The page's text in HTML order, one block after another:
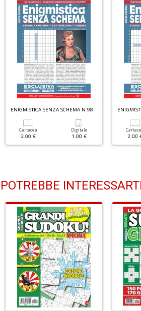
ENIGMISTICA SENZA SCHEMA N.98
Cartacea
2.00 €
Digitale
1.00 € 2.00
POTREBBE